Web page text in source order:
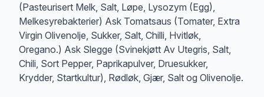
(Pasteurisert Melk, Salt, Løpe, Lysozym (Egg),
Melkesyrebakterier) Ask Tomatsaus (Tomater, Extra
Virgin Olivenolje, Sukker, Salt, Chilli, Hvitløk,
Oregano.) Ask Slegge (Svinekjøtt Av Utegris, Salt,
Chili, Sort Pepper, Paprikapulver, Druesukker,
Krydder, Startkultur), Rødløk, Gjær, Salt og Olivenolje.